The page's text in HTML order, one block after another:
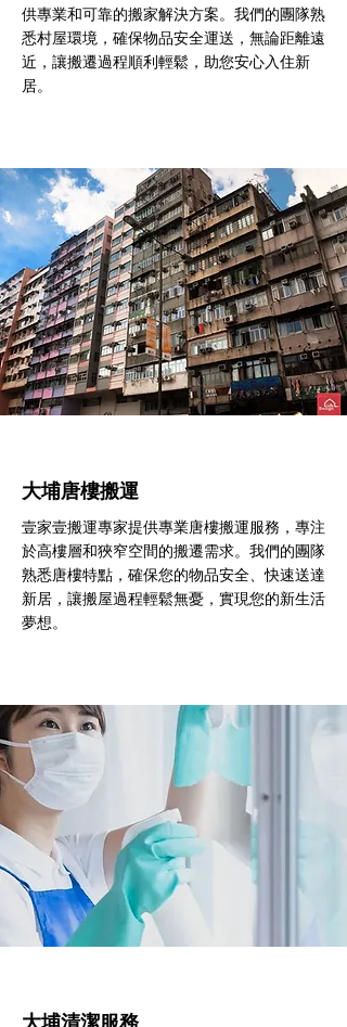
供專業和可靠的搬家解決方案。我們的團隊熟
悉村屋環境，確保物品安全運送，無論距離遠
近，讓搬遷過程順利輕鬆，助您安心入住新
居。
大埔​唐樓搬運
壹家壹搬運專家提供專業唐樓搬運服務，專注
於高樓層和狹窄空間的搬遷需求。我們的團隊
熟悉唐樓特點，確保您的物品安全、快速送達
新居，讓搬屋過程輕鬆無憂，實現您的新生活
夢想。
大埔清潔服務